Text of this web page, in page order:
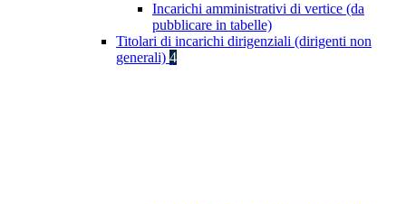
Incarichi amministrativi di vertice (da
pubblicare in tabelle)
Titolari di incarichi dirigenziali (dirigenti non
generali) 4